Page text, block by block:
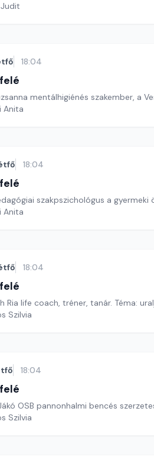
18:04
mentálhigiénés szakember, a
Anita
18:04
szakpszichológus a gyermeki
Anita
18:04
Ria life coach, tréner, tanár. Téma:
Szilvia
18:04
OSB pannonhalmi bencés
Szilvia